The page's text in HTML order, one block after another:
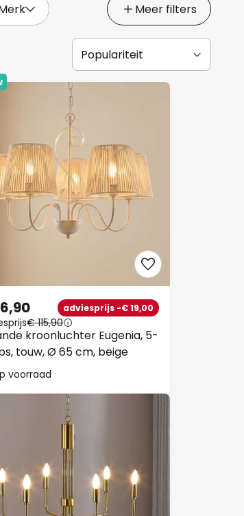
Meer filters
kroonluchter Eugenia, 5-
touw, Ø 65 cm, beige
adviesprijs -€ 19,00
€ 115,90
voorraad